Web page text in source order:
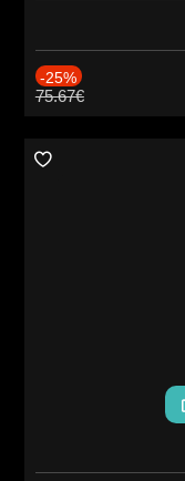
-25%
75.67€